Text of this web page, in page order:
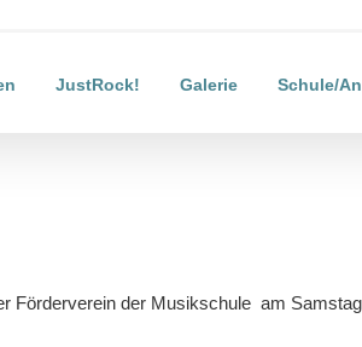
JustRock! Galerie Schule/
Förderverein der Musikschule am